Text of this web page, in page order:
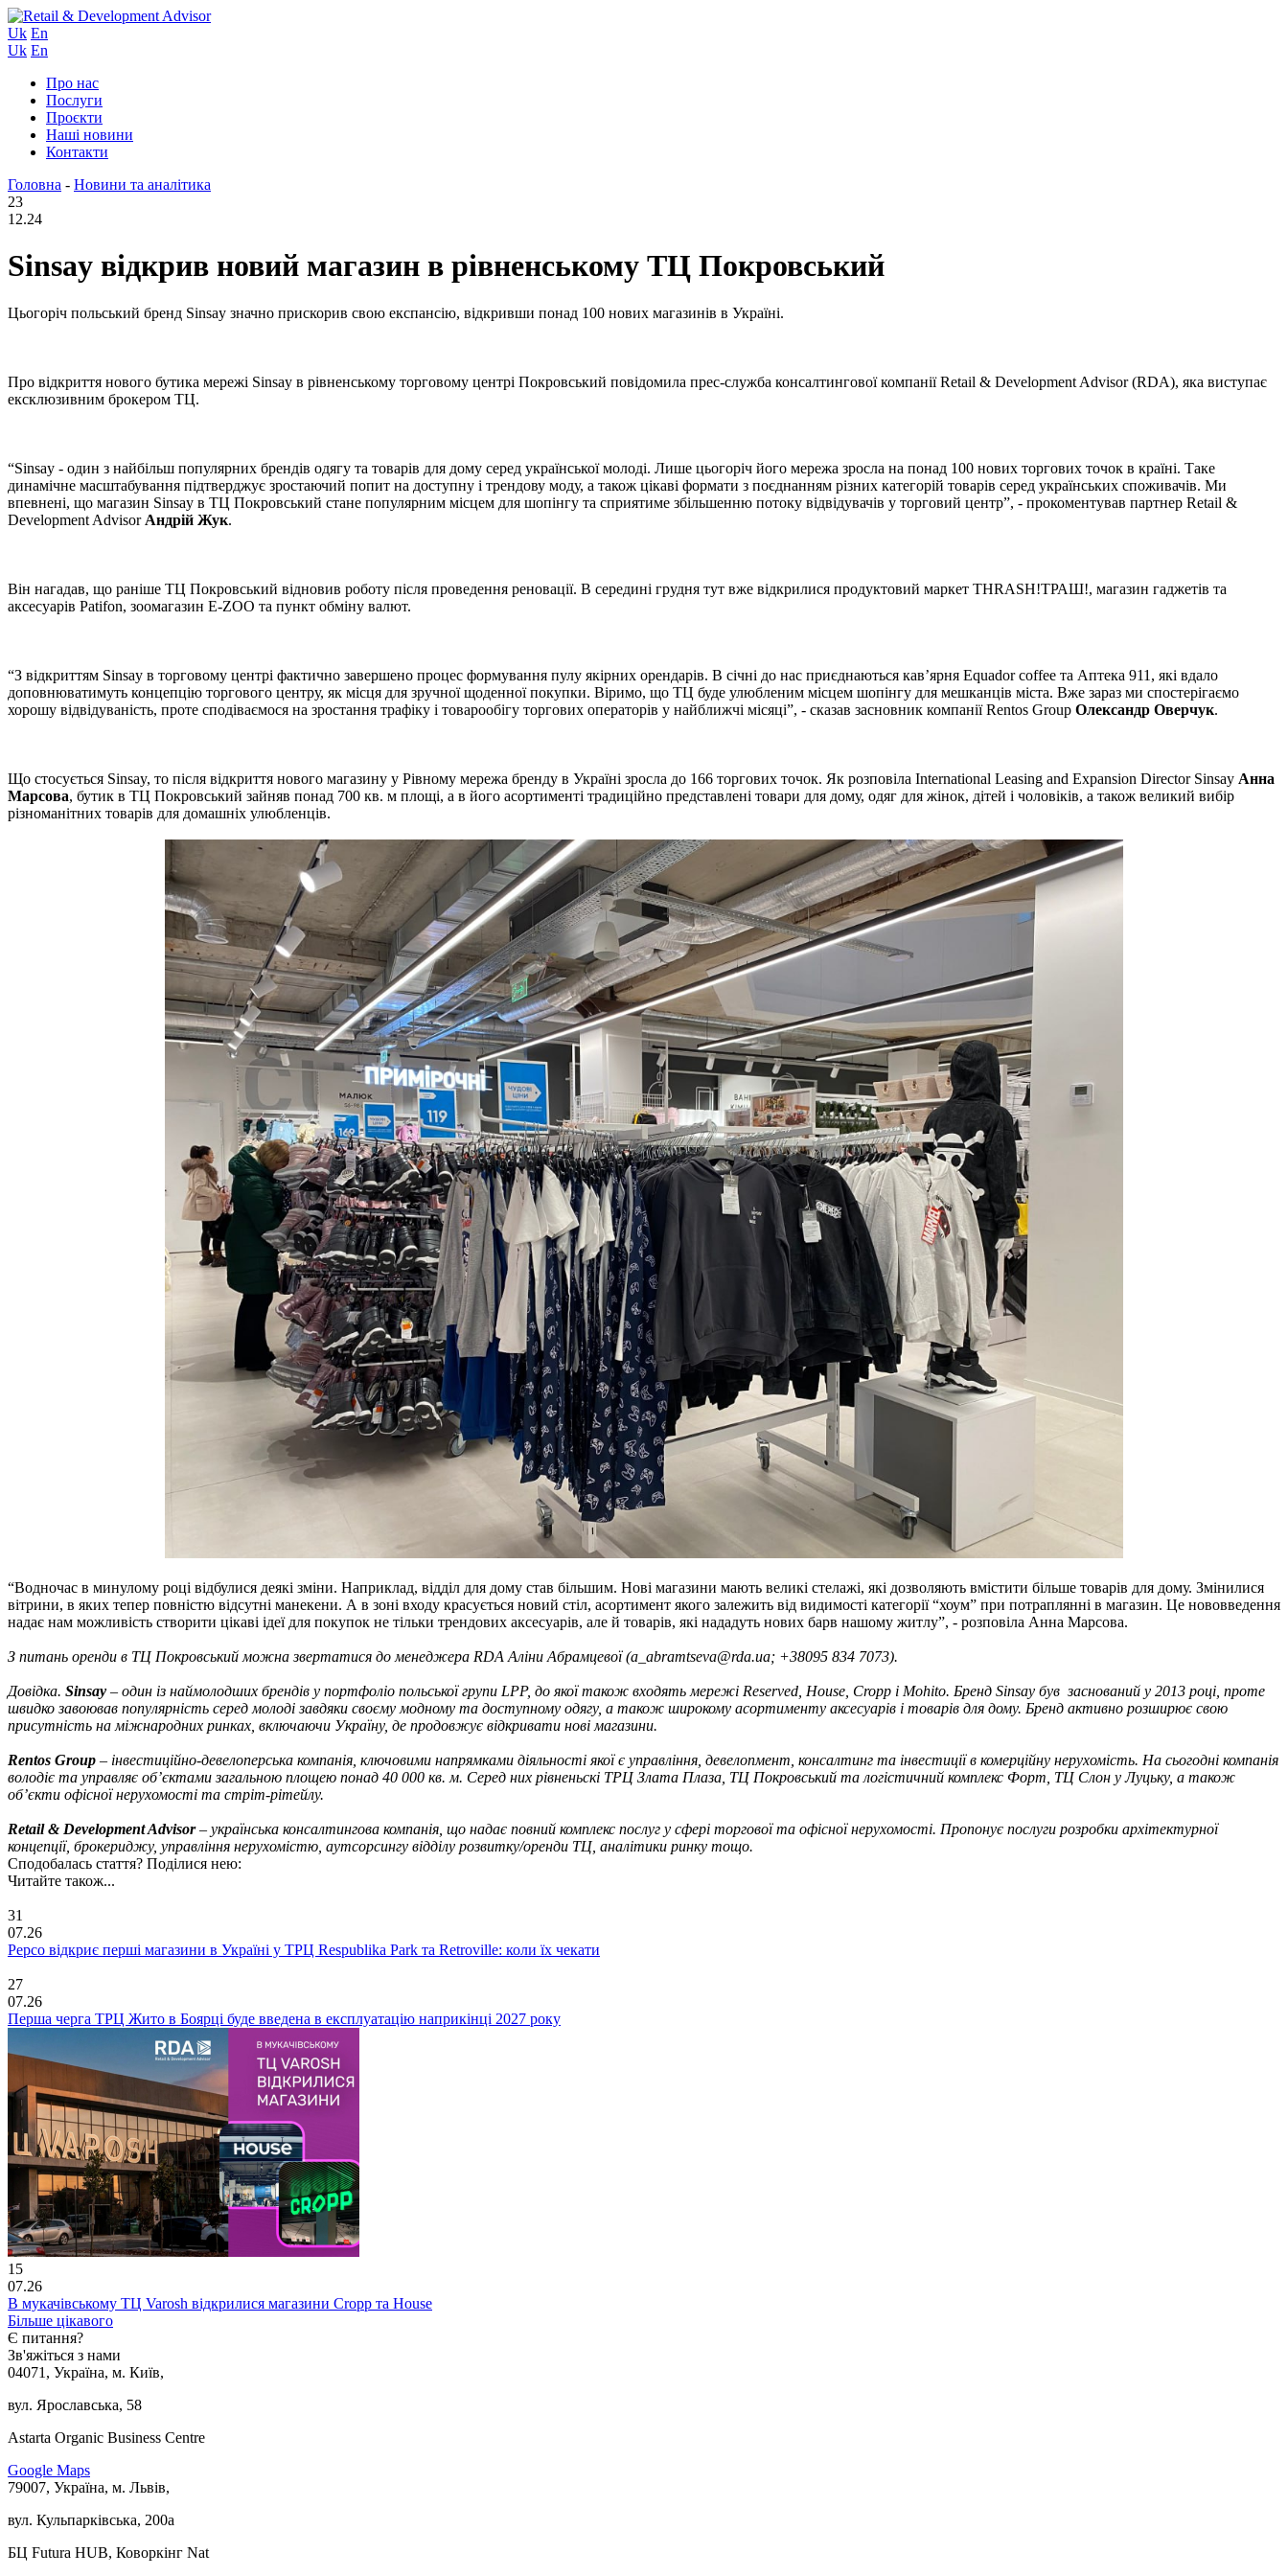
Uk En
Uk En
Про нас
Послуги
Проєкти
Наші новини
Контакти
Головна - Новини та аналітика
23
12.24
Sinsay відкрив новий магазин в рівненському ТЦ Покровський
Цьогоріч польський бренд Sinsay значно прискорив свою експансію, відкривши понад 100 нових магазинів в Україні.
Про відкриття нового бутика мережі Sinsay в рівненському торговому центрі Покровський повідомила прес-служба консалтингової компанії Retail & Development Advisor (RDA), яка виступає
ексклюзивним брокером ТЦ.
“Sinsay - один з найбільш популярних брендів одягу та товарів для дому серед української молоді. Лише цьогоріч його мережа зросла на понад 100 нових торгових точок в країні. Таке
динамічне масштабування підтверджує зростаючий попит на доступну і трендову моду, а також цікаві формати з поєднанням різних категорій товарів серед українських споживачів. Ми
впевнені, що магазин Sinsay в ТЦ Покровський стане популярним місцем для шопінгу та сприятиме збільшенню потоку відвідувачів у торговий центр”, - прокоментував партнер Retail &
Development Advisor Андрій Жук.
Він нагадав, що раніше ТЦ Покровський відновив роботу після проведення реновації. В середині грудня тут вже відкрилися продуктовий маркет THRASH!ТРАШ!, магазин гаджетів та
аксесуарів Patifon, зоомагазин E-ZOO та пункт обміну валют.
“З відкриттям Sinsay в торговому центрі фактично завершено процес формування пулу якірних орендарів. В січні до нас приєднаються кав’ярня Equador сoffee та Аптека 911, які вдало
доповнюватимуть концепцію торгового центру, як місця для зручної щоденної покупки. Віримо, що ТЦ буде улюбленим місцем шопінгу для мешканців міста. Вже зараз ми спостерігаємо
хорошу відвідуваність, проте сподіваємося на зростання трафіку і товарообігу торгових операторів у найближчі місяці”, - сказав засновник компанії Rentos Group Олександр Оверчук.
Що стосується Sinsay, то після відкриття нового магазину у Рівному мережа бренду в Україні зросла до 166 торгових точок. Як розповіла International Leasing and Expansion Director Sinsay Анна
Марсова, бутик в ТЦ Покровський зайняв понад 700 кв. м площі, а в його асортименті традиційно представлені товари для дому, одяг для жінок, дітей і чоловіків, а також великий вибір
різноманітних товарів для домашніх улюбленців.
“Водночас в минулому році відбулися деякі зміни. Наприклад, відділ для дому став більшим. Нові магазини мають великі стелажі, які дозволяють вмістити більше товарів для дому. Змінилися
вітрини, в яких тепер повністю відсутні манекени. А в зоні входу красується новий стіл, асортимент якого залежить від видимості категорії “хоум” при потраплянні в магазин. Це нововведення
надає нам можливість створити цікаві ідеї для покупок не тільки трендових аксесуарів, але й товарів, які нададуть нових барв нашому житлу”, - розповіла Анна Марсова.
З питань оренди в ТЦ Покровський можна звертатися до менеджера RDA Аліни Абрамцевої (a_abramtseva@rda.ua; +38095 834 7073).
Довідка. Sinsay – один із наймолодших брендів у портфоліо польської групи LPP, до якої також входять мережі Reserved, House, Cropp і Mohito. Бренд Sinsay був заснований у 2013 році, проте
швидко завоював популярність серед молоді завдяки своєму модному та доступному одягу, а також широкому асортименту аксесуарів і товарів для дому. Бренд активно розширює свою
присутність на міжнародних ринках, включаючи Україну, де продовжує відкривати нові магазини.
Rentos Group – інвестиційно-девелоперська компанія, ключовими напрямками діяльності якої є управління, девелопмент, консалтинг та інвестиції в комерційну нерухомість. На сьогодні компанія
володіє та управляє об’єктами загальною площею понад 40 000 кв. м. Серед них рівненьскі ТРЦ Злата Плаза, ТЦ Покровський та логістичний комплекс Форт, ТЦ Слон у Луцьку, а також
об’єкти офісної нерухомості та стріт-рітейлу.
Retail & Development Advisor– українська консалтингова компанія, що надає повний комплекс послуг у сфері торгової та офісної нерухомості. Пропонує послуги розробки архітектурної
концепції, брокериджу, управління нерухомістю, аутсорсингу відділу розвитку/оренди ТЦ, аналітики ринку тощо.
Сподобалась стаття? Поділися нею:
Читайте також...
31
07.26
Pepco відкриє перші магазини в Україні у ТРЦ Respublika Park та Retroville: коли їх чекати
27
07.26
Перша черга ТРЦ Жито в Боярці буде введена в експлуатацію наприкінці 2027 року
15
07.26
В мукачівському ТЦ Varosh відкрилися магазини Cropp та House
Більше цікавого
Є питання?
Зв'яжіться з нами
04071, Україна, м. Київ,
вул. Ярославська, 58
Astarta Organic Business Centre
Google Maps
79007, Україна, м. Львів,
вул. Кульпарківська, 200а
БЦ Futura HUB, Коворкінг Nat